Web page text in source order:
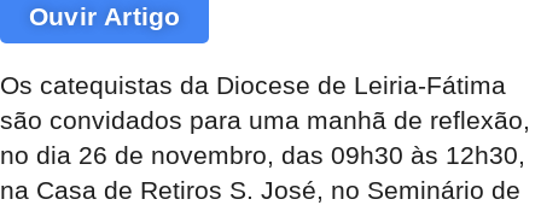
Ouvir Artigo
Os catequistas da Diocese de Leiria-Fátima
são convidados para uma manhã de reflexão,
no dia 26 de novembro, das 09h30 às 12h30,
na Casa de Retiros S. José, no Seminário de